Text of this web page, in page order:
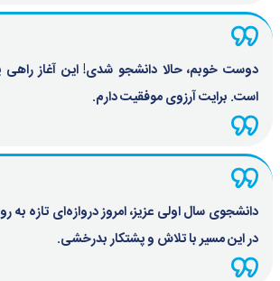
دوست خوبم، حالا دانشجو شدی! این آغاز راهی
است. برایت آرزوی موفقیت دارم.
دانشجوی سال اولی عزیز، امروز دروازه‌ای تازه به
در این مسیر با تلاش و پشتکار بدرخشی.